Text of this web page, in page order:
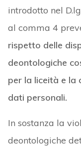
introdotto nel
al comma 4
rispetto delle
deontologiche
per la liceità e
dati personali.
In sostanza la
deontologiche